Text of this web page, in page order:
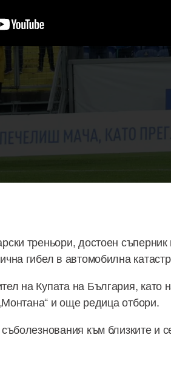
треньори, достоен
гибел в автомобилна
на Купата на България, като
и още редица отбори.
към близките и